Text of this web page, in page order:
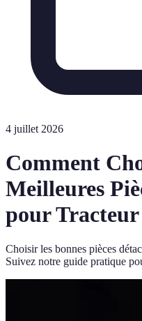
4 juillet 2026
Comment
Meilleures
pour Tracteur
Choisir les bonnes pièces
Suivez notre guide pratique